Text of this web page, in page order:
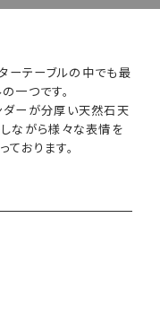
テーブルの中でも最
一つです。
ダーが分厚い天然石天
ながら様々な表情を
おります。